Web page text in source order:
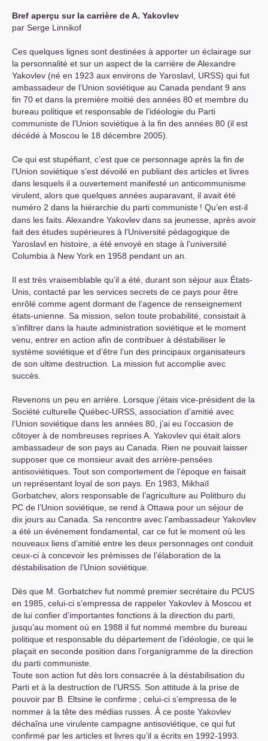
Bref aperçu sur la carrière de A. Yakovlev
par Serge Linnikof
Ces quelques lignes sont destinées à apporter un éclairage sur
la personnalité et sur un aspect de la carrière de Alexandre
Yakovlev (né en 1923 aux environs de Yaroslavl, URSS) qui fut
ambassadeur de l’Union soviétique au Canada pendant 9 ans
fin 70 et dans la première moitié des années 80 et membre du
bureau politique et responsable de l’idéologie du Parti
communiste de l’Union soviétique à la fin des années 80 (il est
décédé à Moscou le 18 décembre 2005).
Ce qui est stupéfiant, c’est que ce personnage après la fin de
l’Union soviétique s’est dévoilé en publiant des articles et livres
dans lesquels il a ouvertement manifesté un anticommunisme
virulent, alors que quelques années auparavant, il avait été
numéro 2 dans la hiérarchie du parti communiste ! Qu’en est-il
dans les faits. Alexandre Yakovlev dans sa jeunesse, après avoir
fait des études supérieures à l’Université pédagogique de
Yaroslavl en histoire, a été envoyé en stage à l’université
Columbia à New York en 1958 pendant un an.
Il est très vraisemblable qu’il a été, durant son séjour aux États-
Unis, contacté par les services secrets de ce pays pour être
enrôlé comme agent dormant de l’agence de renseignement
états-unienne. Sa mission, selon toute probabilité, consistait à
s’infiltrer dans la haute administration soviétique et le moment
venu, entrer en action afin de contribuer à déstabiliser le
système soviétique et d’être l’un des principaux organisateurs
de son ultime destruction. La mission fut accomplie avec
succès.
Revenons un peu en arrière. Lorsque j’étais vice-président de la
Société culturelle Québec-URSS , association d’amitié avec
l’Union soviétique dans les années 80, j’ai eu l’occasion de
côtoyer à de nombreuses reprises A. Yakovlev qui était alors
ambassadeur de son pays au Canada. Rien ne pouvait laisser
supposer que ce monsieur avait des arrière-pensées
antisoviétiques. Tout son comportement de l’époque en faisait
un représentant loyal de son pays. En 1983, Mikhaïl
Gorbatchev, alors responsable de l’agriculture au Politburo du
PC de l’Union soviétique, se rend à Ottawa pour un séjour de
dix jours au Canada. Sa rencontre avec l’ambassadeur Yakovlev
a été un événement fondamental, car ce fut le moment où les
nouveaux liens d’amitié entre les deux personnages ont conduit
ceux-ci à concevoir les prémisses de l’élaboration de la
déstabilisation de l’Union soviétique.
Dès que M. Gorbatchev fut nommé premier secrétaire du PCUS
en 1985, celui-ci s’empressa de rappeler Yakovlev à Moscou et
de lui confier d’importantes fonctions à la direction du parti,
jusqu’au moment où en 1988 il fut nommé membre du bureau
politique et responsable du département de l’idéologie, ce qui le
plaçait en seconde position dans l’organigramme de la direction
du parti communiste.
Toute son action fut dès lors consacrée à la déstabilisation du
Parti et à la destruction de l’URSS . Son attitude à la prise de
pouvoir par B. Eltsine le confirme ; celui-ci s’empressa de le
nommer à la tête des médias russes. À ce poste Yakovlev
déchaîna une virulente campagne antisoviétique, ce qui fut
confirmé par les articles et livres qu’il a écrits en 1992-1993.